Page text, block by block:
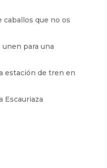
caballos que no os
para una
estación de tren en
Escauriaza